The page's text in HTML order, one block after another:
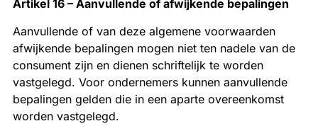
Artikel 16 – Aanvullende of afwijkende bepalingen
Aanvullende of van deze algemene voorwaarden
afwijkende bepalingen mogen niet ten nadele van de
consument zijn en dienen schriftelijk te worden
vastgelegd. Voor ondernemers kunnen aanvullende
bepalingen gelden die in een aparte overeenkomst
worden vastgelegd.